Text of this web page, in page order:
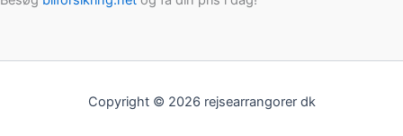
Copyright © 2026 rejsearrangorer dk